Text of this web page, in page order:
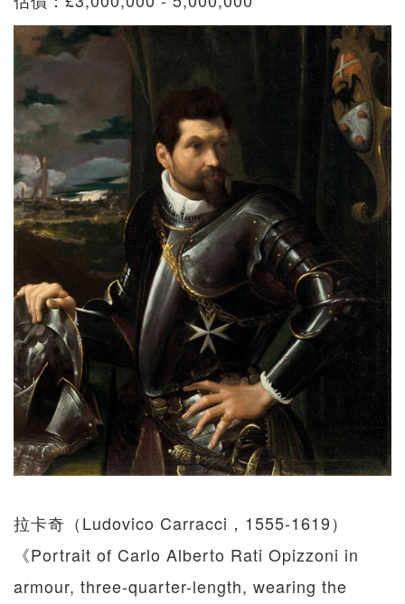
拉卡奇（Ludovico Carracci，1555-1619）
《Portrait of Carlo Alberto Rati Opizzoni in
armour, three-quarter-length, wearing the